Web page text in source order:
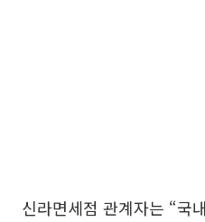
신라면세점 관계자는 “국